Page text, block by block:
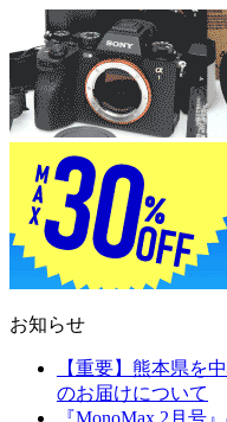
お知らせ
【重要】熊本県を
のお届けについて
『MonoMax 2月号